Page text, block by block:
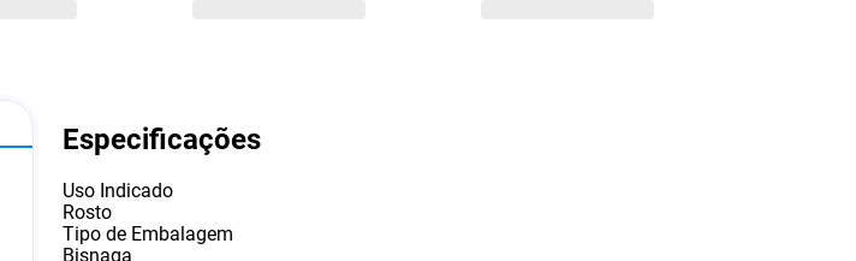
Especificações
Uso Indicado
Rosto
Tipo de Embalagem
Bisnaga